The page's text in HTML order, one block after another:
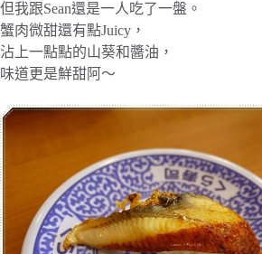
但我跟Sean還是一人吃了一盤。
蟹肉微甜還有點Juicy，
沾上一點點的山葵和醬油，
味道更是鮮甜阿～